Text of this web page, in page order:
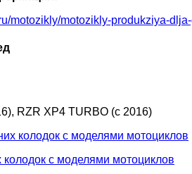
motozikly/motozikly-produkziya-
RZR XP4 TURBO (c 2016)
колодок с моделями мотоциклов
с моделями мотоциклов